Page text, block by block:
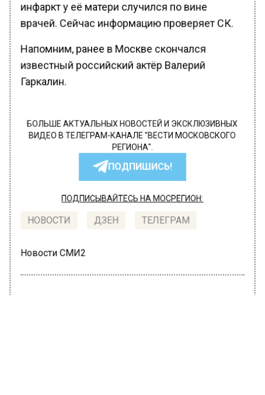
инфаркт у её матери случился по вине
врачей. Сейчас информацию проверяет СК.
Напомним, ранее в Москве скончался
известный российский актёр Валерий
Гаркалин.
БОЛЬШЕ АКТУАЛЬНЫХ НОВОСТЕЙ И ЭКСКЛЮЗИВНЫХ
ВИДЕО В ТЕЛЕГРАМ-КАНАЛЕ "ВЕСТИ МОСКОВСКОГО
РЕГИОНА".
ПОДПИШИСЬ!
ПОДПИСЫВАЙТЕСЬ НА МОСРЕГИОН:
НОВОСТИ ДЗЕН ТЕЛЕГРАМ
Новости СМИ2